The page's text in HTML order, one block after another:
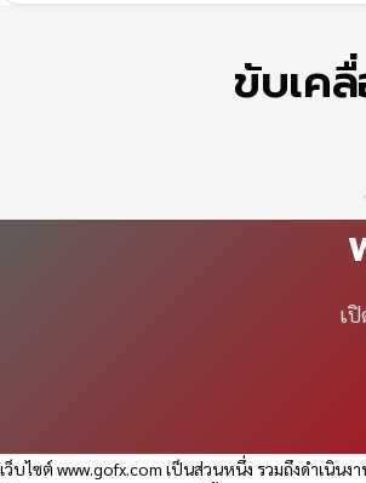
ขับเค
เ
เว็บไซต์www.gofx.com เป็นส่วนหนึ่ง รวมถึงดำเนิน